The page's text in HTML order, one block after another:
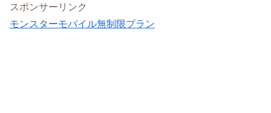
スポンサーリンク
モンスターモバイル無制限プラン